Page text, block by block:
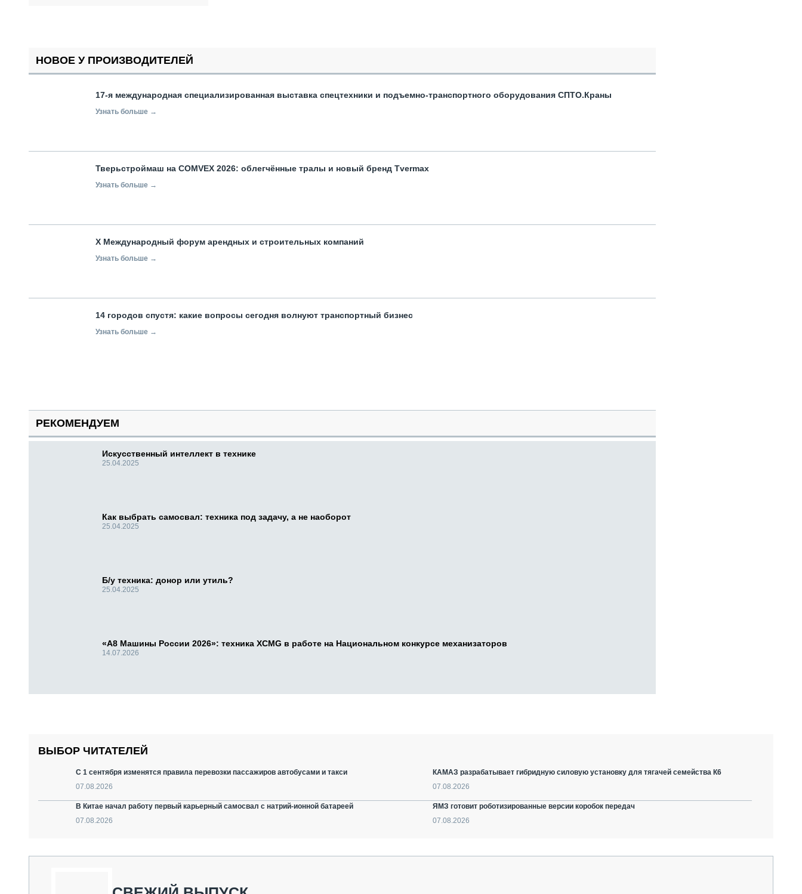
НОВОЕ У ПРОИЗВОДИТЕЛЕЙ
17-я международная специализированная выставка спецтехники и подъемно-транспортного оборудования СПТО.Краны
Узнать больше →
Тверьстроймаш на COMVEX 2026: облегчённые тралы и новый бренд Tvermax
Узнать больше →
X Международный форум арендных и строительных компаний
Узнать больше →
14 городов спустя: какие вопросы сегодня волнуют транспортный бизнес
Узнать больше →
РЕКОМЕНДУЕМ
Искусственный интеллект в технике
25.04.2025
Как выбрать самосвал: техника под задачу, а не наоборот
25.04.2025
Б/у техника: донор или утиль?
25.04.2025
«А8 Машины России 2026»: техника XCMG в работе на Национальном конкурсе механизаторов
14.07.2026
ВЫБОР ЧИТАТЕЛЕЙ
С 1 сентября изменятся правила перевозки пассажиров автобусами и такси
07.08.2026
КАМАЗ разрабатывает гибридную силовую установку для тягачей семейства К6
07.08.2026
В Китае начал работу первый карьерный самосвал с натрий-ионной батареей
07.08.2026
ЯМЗ готовит роботизированные версии коробок передач
07.08.2026